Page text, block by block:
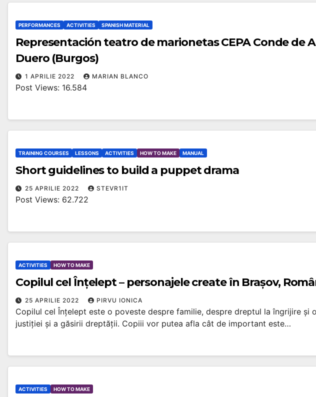
PERFORMANCES ACTIVITIES SPANISH MATERIAL
Representación teatro de marionetas CEPA Conde de
Duero (Burgos)
1 APRILIE 2022 MARIAN BLANCO
Post Views: 16.584
TRAINING COURSES LESSONS ACTIVITIES HOW TO MAKE MANUAL
Short guidelines to build a puppet drama
25 APRILIE 2022 STEVR1IT
Post Views: 62.722
ACTIVITIES HOW TO MAKE
Copilul cel Înțelept – personajele create în Brașov,
25 APRILIE 2022 PIRVU IONICA
Copilul cel Înțelept este o poveste despre familie, despre dreptul la îngrijire și
justiției și a găsirii dreptății. Copiii vor putea afla cât de important este…
ACTIVITIES HOW TO MAKE